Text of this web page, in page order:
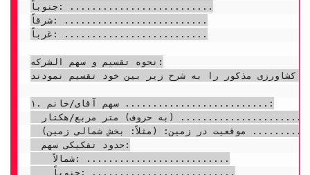
جنوباً: ..........................
شرقاً: ..........................
غرباً: ..........................
نحوه تقسیم و سهم الشرکه:
کشاورزی مذکور را به شرح زیر بین خود تقسیم نمودند:
۱. سهم آقای/خانم ..........................: